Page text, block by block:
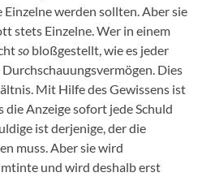
Einzelne werden sollten. Aber sie
stets Einzelne. Wer in einem
so bloßgestellt, wie es jeder
Dies
Mit Hilfe des Gewissens ist
die Anzeige sofort jede Schuld
ist derjenige, der die
muss. Aber sie wird
und wird deshalb erst